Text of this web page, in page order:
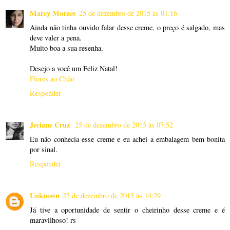
Marcy Moraes 25 de dezembro de 2015 às 01:16
Ainda não tinha ouvido falar desse creme, o preço é salgado, mas
deve valer a pena.
Muito boa a sua resenha.
Desejo a você um Feliz Natal!
Flores ao Chão
Responder
Jeciane Cruz 25 de dezembro de 2015 às 07:52
Eu não conhecia esse creme e eu achei a embalagem bem bonita
por sinal.
Responder
Unknown 25 de dezembro de 2015 às 14:29
Já tive a oportunidade de sentir o cheirinho desse creme e é
maravilhoso! rs